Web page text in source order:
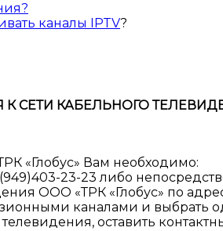
каналы IPTV?
КАБЕЛЬНОГО
«Глобус» Вам необходимо:
23-23 либо
ООО «ТРК «Глобус» по
каналами и выбрать
оставить